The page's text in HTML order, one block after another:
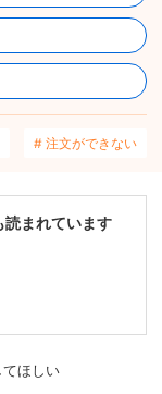
注文ができない
読まれています
ほしい